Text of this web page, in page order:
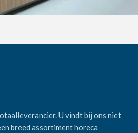
U vindt bij ons niet
breed assortiment horeca